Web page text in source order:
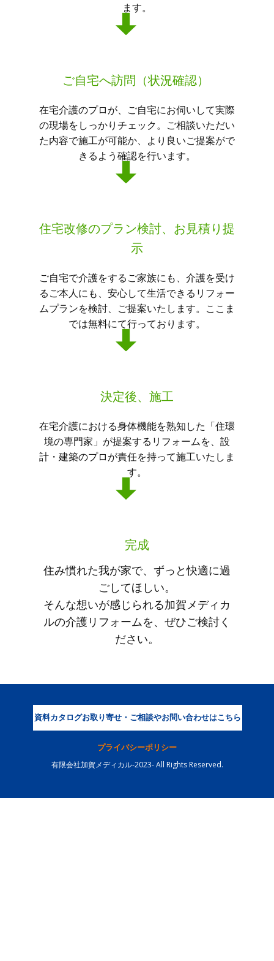
ます。
ご自宅へ訪問（状況確認）
在宅介護のプロが、ご自宅にお伺いして実際
の現場をしっかりチェック。ご相談いただい
た内容で施工が可能か、より良いご提案がで
きるよう確認を行います。
住宅改修のプラン検討、お見積り提
示
ご自宅で介護をするご家族にも、介護を受け
るご本人にも、安心して生活できるリフォー
ムプランを検討、ご提案いたします。ここま
では無料にて行っております。
決定後、施工
在宅介護における身体機能を熟知した「住環
境の専門家」が提案するリフォームを、設
計・建築のプロが責任を持って施工いたしま
す。
完成
住み慣れた我が家で、ずっと快適に過
ごしてほしい。
そんな想いが感じられる加賀メディカ
ルの介護リフォームを、ぜひご検討く
ださい。
資料カタログお取り寄せ・ご相談やお問い合わせはこちら
プライバシーポリシー
有限会社加賀メディカル-2023- All Rights Reserved.